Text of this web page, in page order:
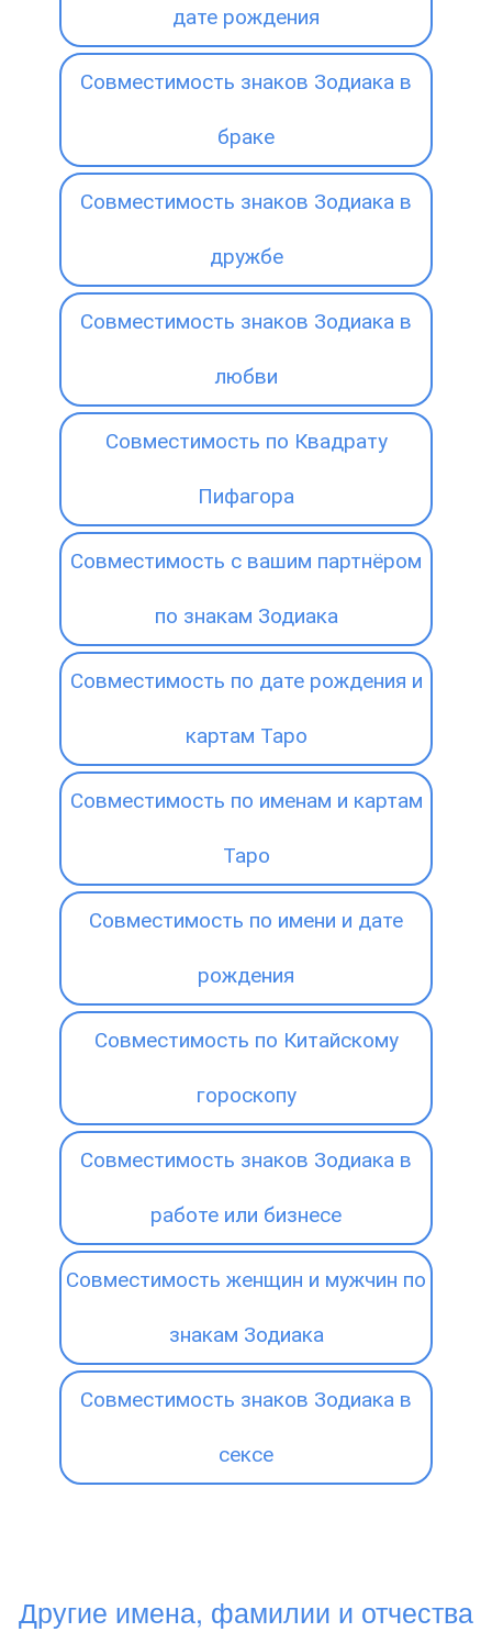
дате рождения
Совместимость знаков Зодиака в
браке
Совместимость знаков Зодиака в
дружбе
Совместимость знаков Зодиака в
любви
Совместимость по Квадрату
Пифагора
Совместимость с вашим партнёром
по знакам Зодиака
Совместимость по дате рождения и
картам Таро
Совместимость по именам и картам
Таро
Совместимость по имени и дате
рождения
Совместимость по Китайскому
гороскопу
Совместимость знаков Зодиака в
работе или бизнесе
Совместимость женщин и мужчин по
знакам Зодиака
Совместимость знаков Зодиака в
сексе
Другие имена, фамилии и отчества